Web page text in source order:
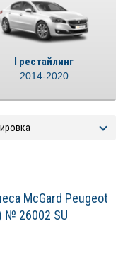
I рестайлинг
2014-2020
McGard Peugeot
№ 26002 SU